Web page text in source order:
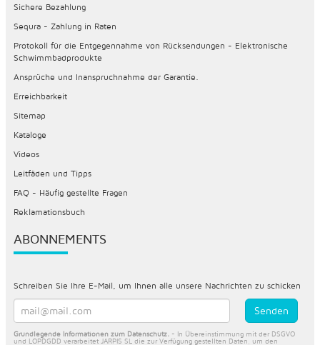
Sichere Bezahlung
Sequra - Zahlung in Raten
Protokoll für die Entgegennahme von Rücksendungen - Elektronische
Schwimmbadprodukte
Ansprüche und Inanspruchnahme der Garantie.
Erreichbarkeit
Sitemap
Kataloge
Videos
Leitfäden und Tipps
FAQ - Häufig gestellte Fragen
Reklamationsbuch
ABONNEMENTS
Schreiben Sie Ihre E-Mail, um Ihnen alle unsere Nachrichten zu schicken
Grundlegende Informationen zum Datenschutz. - In Übereinstimmung mit der DSGVO
und LOPDGDD verarbeitet JARPIS SL die zur Verfügung gestellten Daten, um den